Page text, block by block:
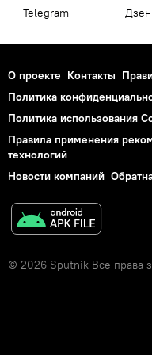
Telegram Дзен
О проекте Контакты
Политика
Политика использования
Правила применения
технологий
Новости компаний
© 2026 Sputnik Все права